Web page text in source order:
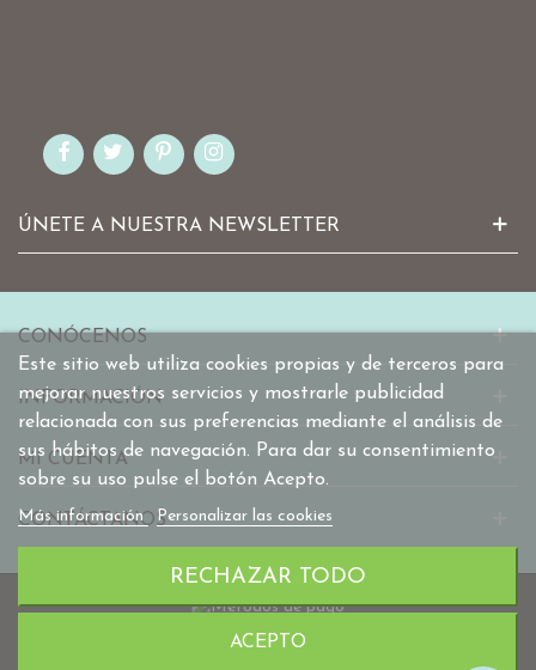
ÚNETE A NUESTRA NEWSLETTER
Este sitio web utiliza cookies propias y de terceros para
mejorar nuestros servicios y mostrarle publicidad
relacionada con sus preferencias mediante el análisis de
sus hábitos de navegación. Para dar su consentimiento
sobre su uso pulse el botón Acepto.
Más información Personalizar las cookies
RECHAZAR TODO
ACEPTO
CONÓCENOS
INFORMACIÓN
MI CUENTA
CONTÁCTANOS
© 2010-2025 mabaonline.com